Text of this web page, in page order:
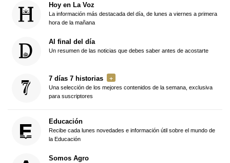
Hoy en La Voz
La información más destacada del día, de lunes a viernes a primera
hora de la mañana
Al final del día
Un resumen de las noticias que debes saber antes de acostarte
7 días 7 historias
Una selección de los mejores contenidos de la semana, exclusiva
para suscriptores
Educación
Recibe cada lunes novedades e información útil sobre el mundo de
la Educación
Somos Agro